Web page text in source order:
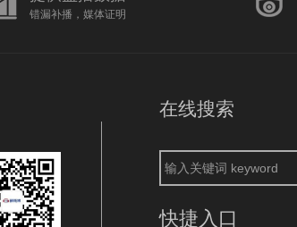
错漏补播，媒体证明
在线搜索
快捷入口